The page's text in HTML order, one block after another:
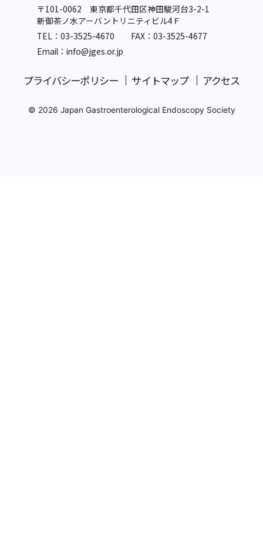
〒101-0062 東京都千代田区神田駿河台3-2-1
新御茶ノ水アーバントリニティビル4Ｆ
TEL：03-3525-4670 FAX：03-3525-4677
Email：info@jges.or.jp
プライバシーポリシー サイトマップ アクセス
© 2026 Japan Gastroenterological Endoscopy Society